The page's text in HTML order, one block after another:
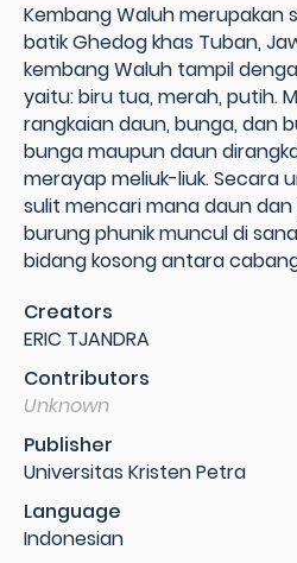
Kembang Waluh merupakan
batik Ghedog khas Tuban,
kembang Waluh tampil
yaitu: biru tua, merah, putih.
rangkaian daun, bunga, dan
bunga maupun daun
merayap meliuk-liuk. Secara
sulit mencari mana daun
burung phunik muncul di
bidang kosong antara
Creators
ERIC TJANDRA
Contributors
Unknown
Publisher
Universitas Kristen Petra
Language
Indonesian